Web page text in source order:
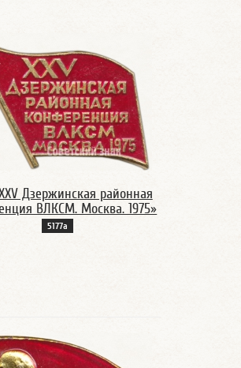
Дзержинская районная
ВЛКСМ. Москва. 1975»
5177а